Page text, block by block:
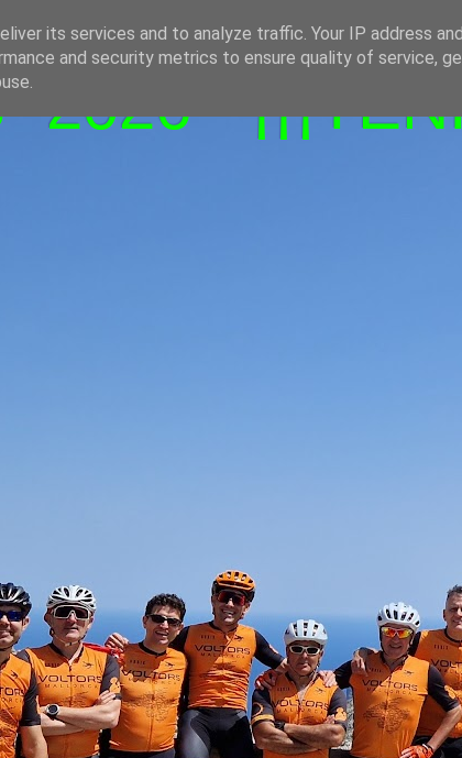
2026 -
its services and to analyze traffic. Your IP address
and security metrics to ensure quality of service,